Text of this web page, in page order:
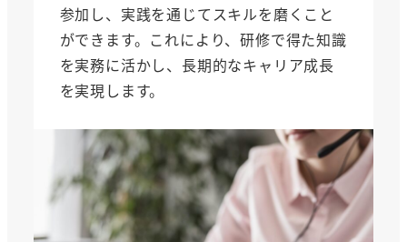
参加し、実践を通じてスキルを磨くこと
ができます。これにより、研修で得た知識
を実務に活かし、長期的なキャリア成長
を実現します。